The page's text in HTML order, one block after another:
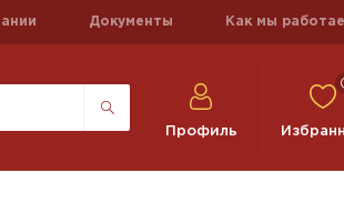
Документы Как мы
Профиль